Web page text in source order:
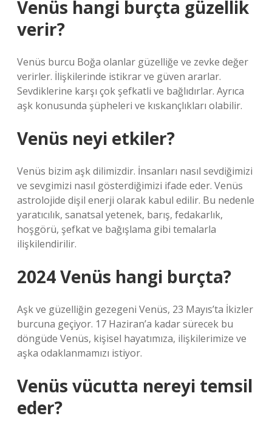
Venüs hangi burçta güzellik
verir?
Venüs burcu Boğa olanlar güzelliğe ve zevke değer
verirler. İlişkilerinde istikrar ve güven ararlar.
Sevdiklerine karşı çok şefkatli ve bağlıdırlar. Ayrıca
aşk konusunda şüpheleri ve kıskançlıkları olabilir.
Venüs neyi etkiler?
Venüs bizim aşk dilimizdir. İnsanları nasıl sevdiğimizi
ve sevgimizi nasıl gösterdiğimizi ifade eder. Venüs
astrolojide dişil enerji olarak kabul edilir. Bu nedenle
yaratıcılık, sanatsal yetenek, barış, fedakarlık,
hoşgörü, şefkat ve bağışlama gibi temalarla
ilişkilendirilir.
2024 Venüs hangi burçta?
Aşk ve güzelliğin gezegeni Venüs, 23 Mayıs’ta İkizler
burcuna geçiyor. 17 Haziran’a kadar sürecek bu
döngüde Venüs, kişisel hayatımıza, ilişkilerimize ve
aşka odaklanmamızı istiyor.
Venüs vücutta nereyi temsil
eder?